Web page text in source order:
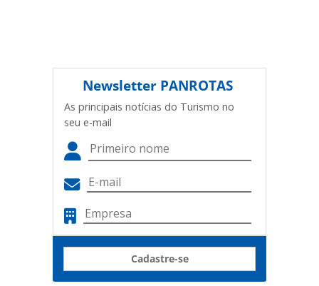
Newsletter PANROTAS
As principais notícias do Turismo no
seu e-mail
Cadastre-se